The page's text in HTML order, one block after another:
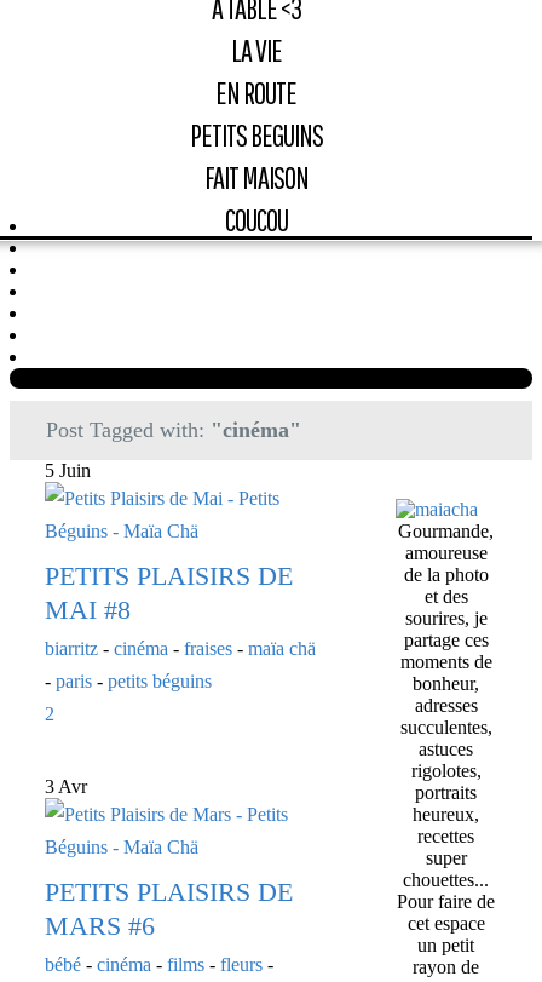
A TABLE <3
LA VIE
EN ROUTE
PETITS BEGUINS
FAIT MAISON
COUCOU
Post Tagged with: "cinéma"
5 Juin
PETITS PLAISIRS DE
MAI #8
biarritz - cinéma - fraises - maïa chä
- paris - petits béguins
2
3 Avr
PETITS PLAISIRS DE
MARS #6
bébé - cinéma - films - fleurs -
Gourmande,
amoureuse
de la photo
et des
sourires, je
partage ces
moments de
bonheur,
adresses
succulentes,
astuces
rigolotes,
portraits
heureux,
recettes
super
chouettes...
Pour faire de
cet espace
un petit
rayon de